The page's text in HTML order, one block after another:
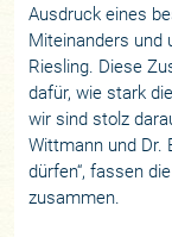
Ausdruck eines
Miteinanders und
Riesling. Diese
dafür, wie stark
wir sind stolz
Wittmann und Dr.
dürfen“, fassen
zusammen.